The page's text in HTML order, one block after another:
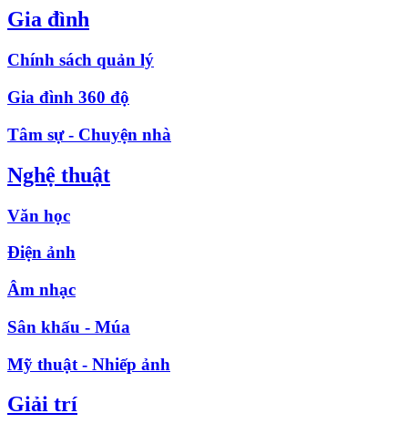
Gia đình
Chính sách quản lý
Gia đình 360 độ
Tâm sự - Chuyện nhà
Nghệ thuật
Văn học
Điện ảnh
Âm nhạc
Sân khấu - Múa
Mỹ thuật - Nhiếp ảnh
Giải trí